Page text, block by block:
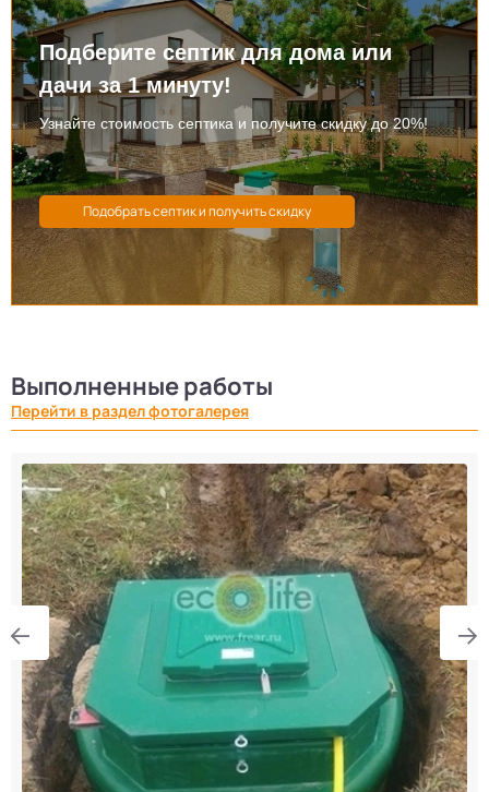
Подберите септик для дома или
дачи за 1 минуту!
Узнайте стоимость септика и получите скидку до 20%!
Выполненные работы
Перейти в раздел фотогалерея